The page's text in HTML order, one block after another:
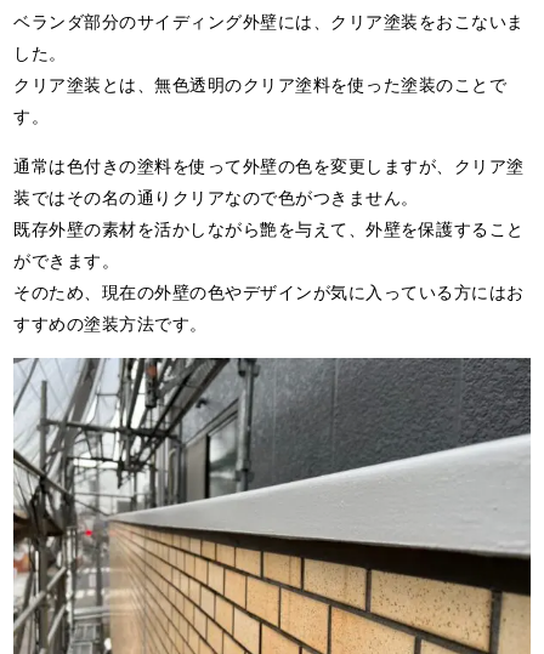
ベランダ部分のサイディング外壁には、クリア塗装をおこないま
した。
クリア塗装とは、無色透明のクリア塗料を使った塗装のことで
す。
通常は色付きの塗料を使って外壁の色を変更しますが、クリア塗
装ではその名の通りクリアなので色がつきません。
既存外壁の素材を活かしながら艶を与えて、外壁を保護すること
ができます。
そのため、現在の外壁の色やデザインが気に入っている方にはお
すすめの塗装方法です。